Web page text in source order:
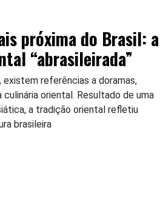
próxima do Brasil: a
“abrasileirada”
existem referências a doramas,
oriental. Resultado de uma
a tradição oriental refletiu
brasileira